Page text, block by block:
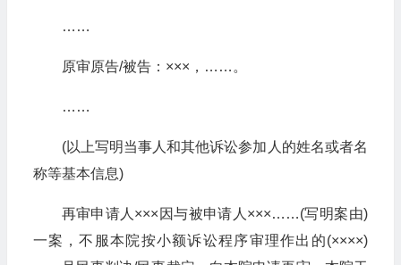
……
原审原告/被告：×××，……。
……
(以上写明当事人和其他诉讼参加人的姓名或者名
称等基本信息)
再审申请人×××因与被申请人×××……(写明案由)
一案，不服本院按小额诉讼程序审理作出的(××××)